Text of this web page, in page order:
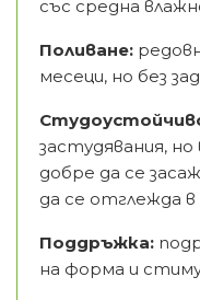
със средна
Поливане:
месеци, но без
застудявания,
добре да се
да се отглежда в
Поддръжка:
на форма и